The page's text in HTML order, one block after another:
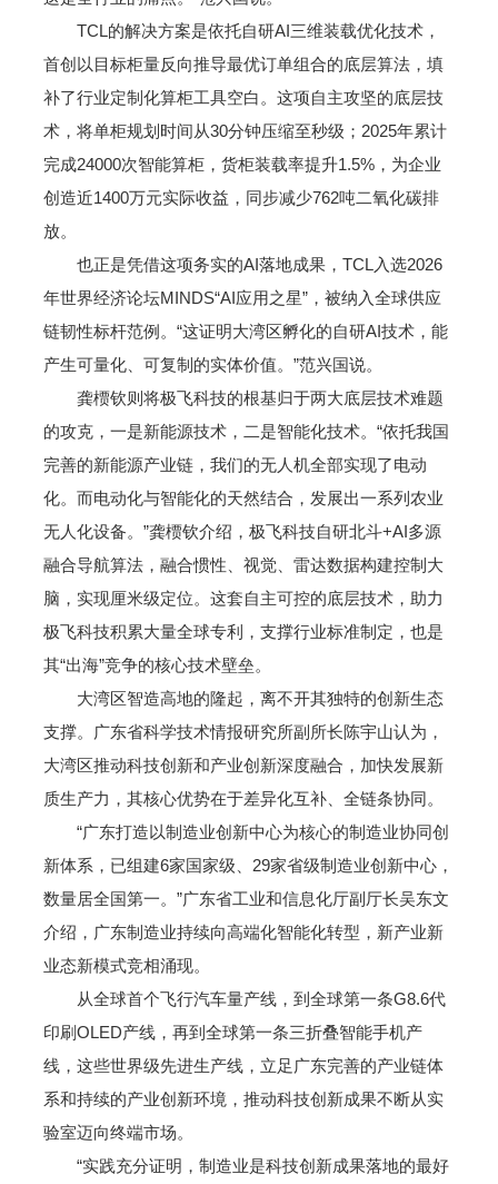
TCL的解决方案是依托自研AI三维装载优化技术，
首创以目标柜量反向推导最优订单组合的底层算法，填
补了行业定制化算柜工具空白。这项自主攻坚的底层技
术，将单柜规划时间从30分钟压缩至秒级；2025年累计
完成24000次智能算柜，货柜装载率提升1.5%，为企业
创造近1400万元实际收益，同步减少762吨二氧化碳排
放。
也正是凭借这项务实的AI落地成果，TCL入选2026
年世界经济论坛MINDS“AI应用之星”，被纳入全球供应
链韧性标杆范例。“这证明大湾区孵化的自研AI技术，能
产生可量化、可复制的实体价值。”范兴国说。
龚槚钦则将极飞科技的根基归于两大底层技术难题
的攻克，一是新能源技术，二是智能化技术。“依托我国
完善的新能源产业链，我们的无人机全部实现了电动
化。而电动化与智能化的天然结合，发展出一系列农业
无人化设备。”龚槚钦介绍，极飞科技自研北斗+AI多源
融合导航算法，融合惯性、视觉、雷达数据构建控制大
脑，实现厘米级定位。这套自主可控的底层技术，助力
极飞科技积累大量全球专利，支撑行业标准制定，也是
其“出海”竞争的核心技术壁垒。
大湾区智造高地的隆起，离不开其独特的创新生态
支撑。广东省科学技术情报研究所副所长陈宇山认为，
大湾区推动科技创新和产业创新深度融合，加快发展新
质生产力，其核心优势在于差异化互补、全链条协同。
“广东打造以制造业创新中心为核心的制造业协同创
新体系，已组建6家国家级、29家省级制造业创新中心，
数量居全国第一。”广东省工业和信息化厅副厅长吴东文
介绍，广东制造业持续向高端化智能化转型，新产业新
业态新模式竞相涌现。
从全球首个飞行汽车量产线，到全球第一条G8.6代
印刷OLED产线，再到全球第一条三折叠智能手机产
线，这些世界级先进生产线，立足广东完善的产业链体
系和持续的产业创新环境，推动科技创新成果不断从实
验室迈向终端市场。
“实践充分证明，制造业是科技创新成果落地的最好